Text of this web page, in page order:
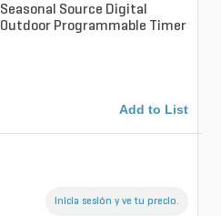
Seasonal Source Digital
Outdoor Programmable Timer
Add to List
Inicia sesión y ve tu precio.